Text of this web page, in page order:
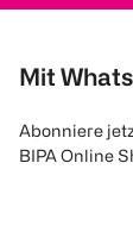
Mit
Abonniere
BIPA Online